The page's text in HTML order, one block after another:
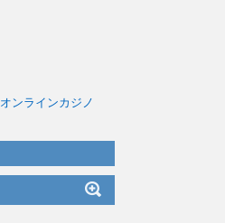
オンラインカジノ